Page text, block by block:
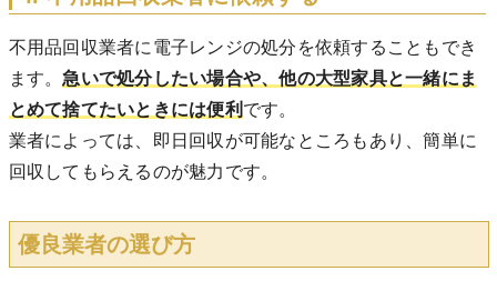
不用品回収業者に電子レンジの処分を依頼することもでき
ます。急いで処分したい場合や、他の大型家具と一緒にま
とめて捨てたいときには便利 です。
業者によっては、即日回収が可能なところもあり、簡単に
回収してもらえるのが魅力です。
優良業者の選び方